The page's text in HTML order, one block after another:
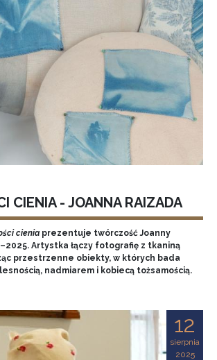
CIENIA - JOANNA RAIZADA
cieniaprezentuje twórczość Joanny
Artystka łączy fotografię z tkaniną
przestrzenne obiekty, w których bada
nadmiarem i kobiecą tożsamością.
12
sierpnia
2025